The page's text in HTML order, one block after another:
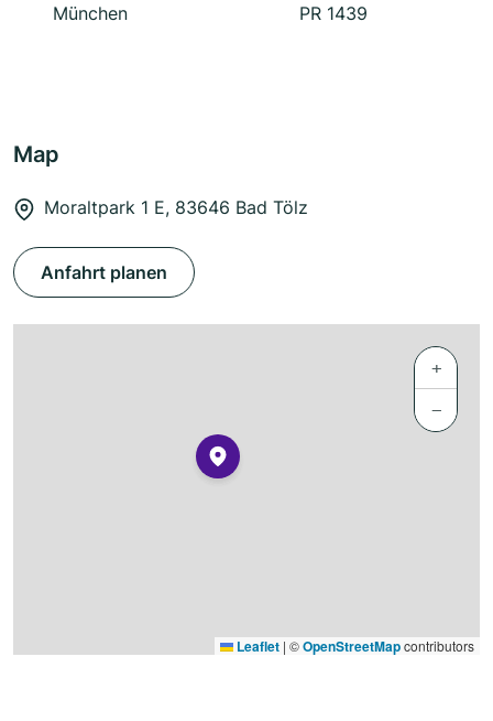
München
PR 1439
Map
Moraltpark 1 E, 83646 Bad Tölz
Anfahrt planen
+
−
Leaflet | ©OpenStreetMapcontributors